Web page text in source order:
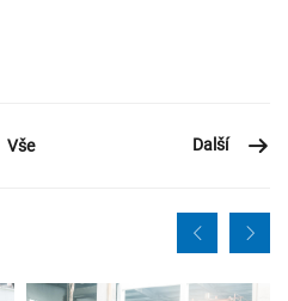
Vše Další